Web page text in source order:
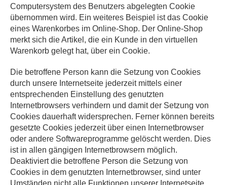
Computersystem des Benutzers abgelegten Cookie
übernommen wird. Ein weiteres Beispiel ist das Cookie
eines Warenkorbes im Online-Shop. Der Online-Shop
merkt sich die Artikel, die ein Kunde in den virtuellen
Warenkorb gelegt hat, über ein Cookie.
Die betroffene Person kann die Setzung von Cookies
durch unsere Internetseite jederzeit mittels einer
entsprechenden Einstellung des genutzten
Internetbrowsers verhindern und damit der Setzung von
Cookies dauerhaft widersprechen. Ferner können bereits
gesetzte Cookies jederzeit über einen Internetbrowser
oder andere Softwareprogramme gelöscht werden. Dies
ist in allen gängigen Internetbrowsern möglich.
Deaktiviert die betroffene Person die Setzung von
Cookies in dem genutzten Internetbrowser, sind unter
Umständen nicht alle Funktionen unserer Internetseite